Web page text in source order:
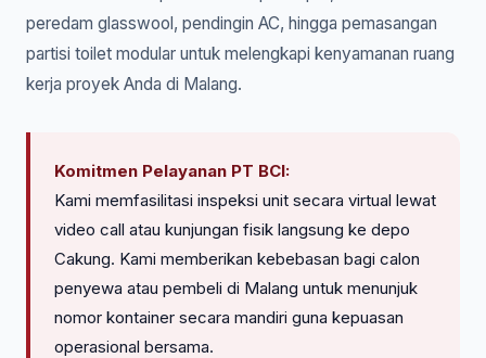
peredam glasswool, pendingin AC, hingga pemasangan
partisi toilet modular untuk melengkapi kenyamanan ruang
kerja proyek Anda di Malang.
Komitmen Pelayanan PT BCI:
Kami memfasilitasi inspeksi unit secara virtual lewat
video call atau kunjungan fisik langsung ke depo
Cakung. Kami memberikan kebebasan bagi calon
penyewa atau pembeli di Malang untuk menunjuk
nomor kontainer secara mandiri guna kepuasan
operasional bersama.